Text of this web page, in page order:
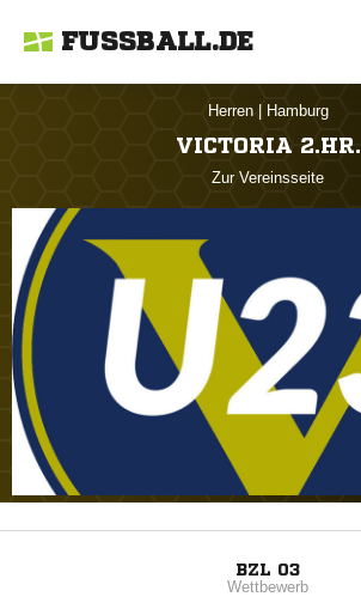
FUSSBALL.DE
Herren Hamburg
VICTORIA 2.HR.
Zur Vereinsseite
BZL 03
Wettbewerb